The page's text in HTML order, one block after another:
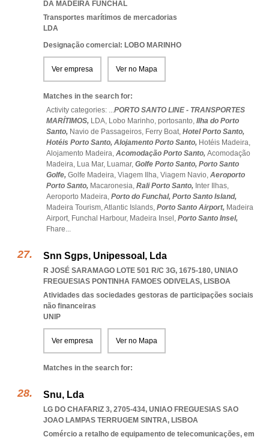
DA MADEIRA FUNCHAL
Transportes marítimos de mercadorias
LDA
Designação comercial: LOBO MARINHO
Ver empresa Ver no Mapa
Matches in the search for:
Activity categories: ...PORTO SANTO LINE - TRANSPORTES
MARÍTIMOS, LDA, Lobo Marinho, portosanto, Ilha do Porto
Santo, Navio de Passageiros, Ferry Boat, Hotel Porto Santo,
Hotéis Porto Santo, Alojamento Porto Santo, Hotéis Madeira,
Alojamento Madeira, Acomodação Porto Santo, Acomodação
Madeira, Lua Mar, Luamar, Golfe Porto Santo, Porto Santo
Golfe, Golfe Madeira, Viagem Ilha, Viagem Navio, Aeroporto
Porto Santo, Macaronesia, Rali Porto Santo, Inter Ilhas,
Aeroporto Madeira, Porto do Funchal, Porto Santo Island,
Madeira Tourism,Atlantic Islands, Porto Santo Airport, Madeira
Airport, Funchal Harbour, Madeira Insel, Porto Santo Insel,
Fhare...
Snn Sgps, Unipessoal, Lda
R JOSÉ SARAMAGO LOTE 501 R/C 3G, 1675-180, UNIAO
FREGUESIAS PONTINHA FAMOES ODIVELAS, LISBOA
Atividades das sociedades gestoras de participações sociais
não financeiras
UNIP
Ver empresa Ver no Mapa
Matches in the search for:
Snu, Lda
LG DO CHAFARIZ 3, 2705-434, UNIAO FREGUESIAS SAO
JOAO LAMPAS TERRUGEM SINTRA, LISBOA
Comércio a retalho de equipamento de telecomunicações, em